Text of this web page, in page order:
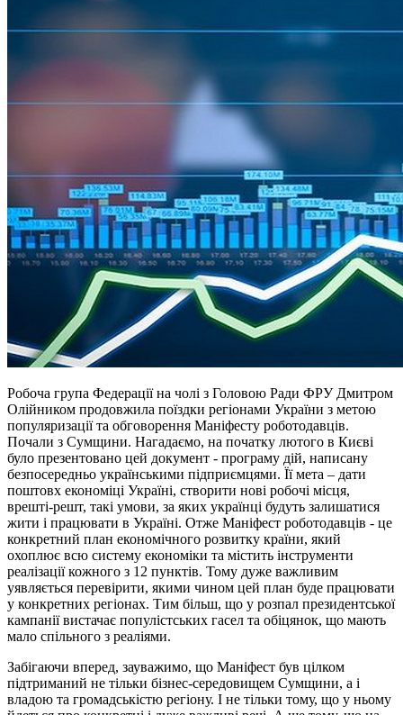
Робоча група Федерації на чолі з Головою Ради ФРУ Дмитром
Олійником продовжила поїздки регіонами України з метою
популяризації та обговорення Маніфесту роботодавців.
Почали з Сумщини. Нагадаємо, на початку лютого в Києві
було презентовано цей документ - програму дій, написану
безпосередньо українськими підприємцями. Її мета – дати
поштовх економіці Україні, створити нові робочі місця,
врешті-решт, такі умови, за яких українці будуть залишатися
жити і працювати в Україні. Отже Маніфест роботодавців - це
конкретний план економічного розвитку країни, який
охоплює всю систему економіки та містить інструменти
реалізації кожного з 12 пунктів. Тому дуже важливим
уявляється перевірити, якими чином цей план буде працювати
у конкретних регіонах. Тим більш, що у розпал президентської
кампанії вистачає популістських гасел та обіцянок, що мають
мало спільного з реаліями.
Забігаючи вперед, зауважимо, що Маніфест був цілком
підтриманий не тільки бізнес-середовищем Сумщини, а і
владою та громадськістю регіону. І не тільки тому, що у ньому